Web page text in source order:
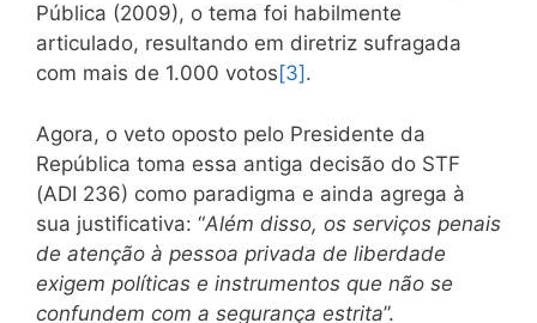
Pública (2009), o tema foi habilmente
articulado, resultando em diretriz sufragada
com mais de 1.000 votos [3] .
Agora, o veto oposto pelo Presidente da
República toma essa antiga decisão do STF
(ADI 236) como paradigma e ainda agrega à
sua justificativa: “Além disso, os serviços penais
de atenção à pessoa privada de liberdade
exigem políticas e instrumentos que não se
confundem com a segurança estrita”.